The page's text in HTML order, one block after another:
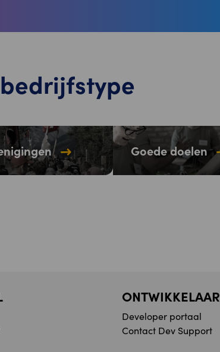
Goede doelen
ONTWIKKELAAR
Developer portaal
Contact Dev Support